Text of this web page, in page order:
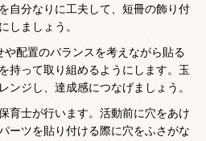
自分なりに工夫して、短冊の飾り付
しましょう。
配置のバランスを考えながら貼る
持って取り組めるようにします。玉
ンジし、達成感につなげましょう。
育士が行います。活動前に穴をあけ
ーツを貼り付ける際に穴をふさがな